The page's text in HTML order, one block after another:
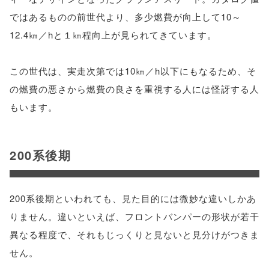
ではあるものの前世代より、多少燃費が向上して10～
12.4㎞／hと１㎞程向上が見られてきています。
この世代は、実走次第では10㎞／h以下にもなるため、そ
の燃費の悪さから燃費の良さを重視する人には怪訝する人
もいます。
200系後期
200系後期といわれても、見た目的には微妙な違いしかあ
りません。違いといえば、フロントバンパーの形状が若干
異なる程度で、それもじっくりと見ないと見分けがつきま
せん。